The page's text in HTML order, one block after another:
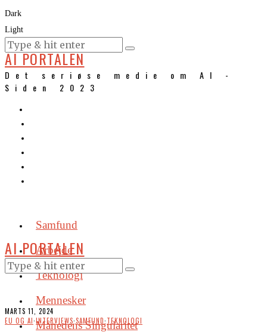
Dark
Light
KURSER
AI PORTALEN
Det seriøse medie om AI -
Siden 2023
Samfund
Arbejde
Teknologi
Mennesker
Månedens Singularitet
AI PORTALEN
MARTS 11, 2024
EU OG AI·INTERVIEWS·SAMFUND·TEKNOLOGI